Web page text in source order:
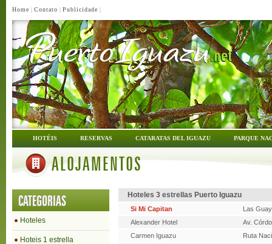
Home | Contato | Publicidade |
HOTÉIS RESERVAS CATARATAS DEL IGUAZU PARQUE
ALOJAMENTOS
CATEGORIAS
Hoteles
Hoteis 1 estrella
Hoteles 3 estrellas Puerto Iguazu
Si Mi Capitan
Las
Alexander Hotel
Av.
Carmen Iguazu
Ruta